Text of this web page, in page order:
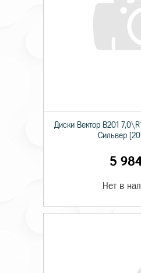
Диски Вектор В201
Сильвер
5
Нет в